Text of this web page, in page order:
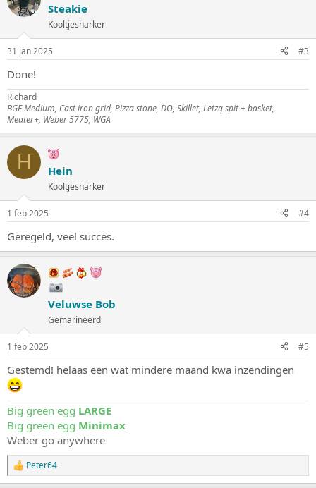
Steakie
Kooltjesharker
31 jan 2025 #3
Done!
Richard
BGE Medium, Cast iron grid, Pizza stone, DO, Skillet, Letzq spit + basket,
Meater+, Weber 5775, WGA
H Hein
Kooltjesharker
1 feb 2025 #4
Geregeld, veel succes.
Veluwse Bob
Gemarineerd
1 feb 2025 #5
Gestemd! helaas een wat mindere maand kwa inzendingen
Big green egg LARGE
Big green egg Minimax
Weber go anywhere
W
a
Peter64